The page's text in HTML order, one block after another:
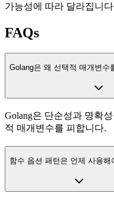
가능성에 따라 달라집니
FAQs
Golang은 왜 선택적 매개변수
Golang은 단순성과 명확
적 매개변수를 피합니다.
함수 옵션 패턴은 언제 사용해